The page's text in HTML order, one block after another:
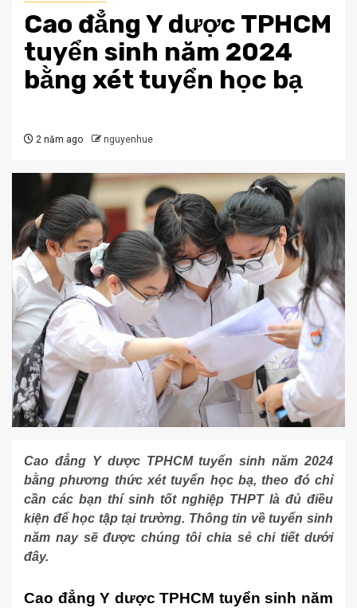
Cao đẳng Y dược TPHCM
tuyển sinh năm 2024
bằng xét tuyển học bạ
2 năm ago nguyenhue
Cao đẳng Y dược TPHCM tuyển sinh năm 2024
bằng phương thức xét tuyển học bạ, theo đó chỉ
cần các bạn thí sinh tốt nghiệp THPT là đủ điều
kiện để học tập tại trường. Thông tin về tuyển sinh
năm nay sẽ được chúng tôi chia sẻ chi tiết dưới
đây.
Cao đẳng Y dược TPHCM tuyển sinh năm